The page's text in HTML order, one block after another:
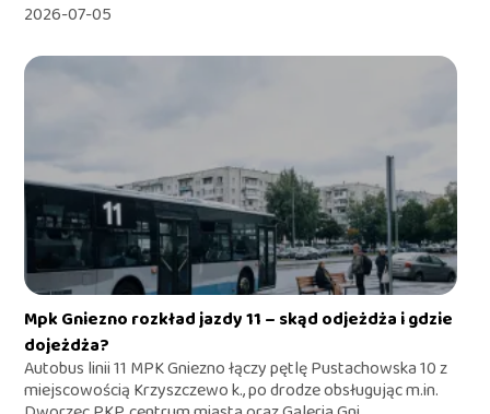
2026-07-05
Mpk Gniezno rozkład jazdy 11 – skąd odjeżdża i gdzie
dojeżdża?
Autobus linii 11 MPK Gniezno łączy pętlę Pustachowska 10 z
miejscowością Krzyszczewo k., po drodze obsługując m.in.